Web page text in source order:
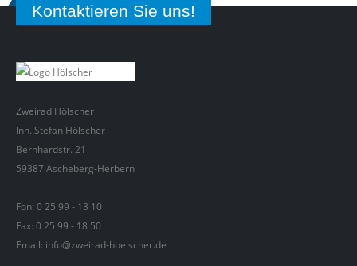
Kontaktieren Sie uns!
Zweirad Hölscher
Inh. Stefan Hölscher
Bernhardstr. 21
59387 Ascheberg-Herbern
Fon: 0 25 99 - 13 10
Fax: 0 25 99 - 18 50
Email: info@zweirad-hoelscher.de